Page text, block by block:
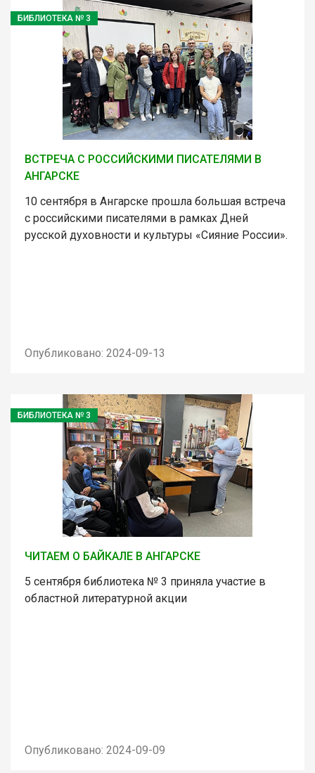
БИБЛИОТЕКА № 3
ВСТРЕЧА С РОССИЙСКИМИ ПИСАТЕЛЯМИ В
АНГАРСКЕ
10 сентября в Ангарске прошла большая встреча
с российскими писателями в рамках Дней
русской духовности и культуры «Сияние России».
Опубликовано: 2024-09-13
БИБЛИОТЕКА № 3
ЧИТАЕМ О БАЙКАЛЕ В АНГАРСКЕ
5 сентября библиотека № 3 приняла участие в
областной литературной акции
Опубликовано: 2024-09-09